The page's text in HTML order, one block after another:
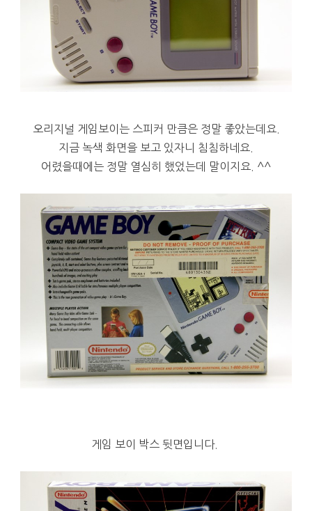
오리지널 게임보이는 스피커 만큼은 정말 좋았는데요.
지금 녹색 화면을 보고 있자니 침침하네요.
어렸을때에는 정말 열심히 했었는데 말이지요. ^^
게임 보이 박스 뒷면입니다.